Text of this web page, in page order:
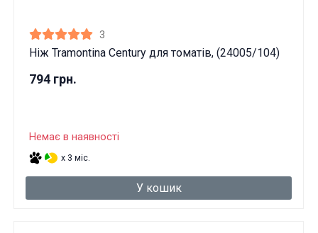
3
Ніж Tramontina Century для томатів, (24005/104)
794 грн.
Немає в наявності
x 3 міс.
У кошик